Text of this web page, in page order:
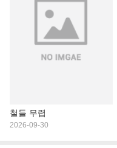
철들 무렵
2026-09-30